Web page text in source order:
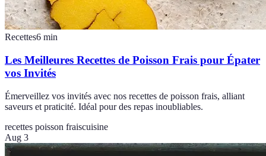
Recettes6 min
Les Meilleures Recettes de Poisson Frais pour Épater
vos Invités
Émerveillez vos invités avec nos recettes de poisson frais, alliant
saveurs et praticité. Idéal pour des repas inoubliables.
recettes poisson fraiscuisine
Aug 3